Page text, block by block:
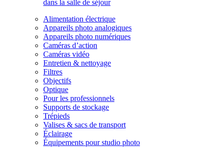
dans la salle de séjour
Alimentation électrique
Appareils photo analogiques
Appareils photo numériques
Caméras d’action
Caméras vidéo
Entretien & nettoyage
Filtres
Objectifs
Optique
Pour les professionnels
Supports de stockage
Trépieds
Valises & sacs de transport
Éclairage
Équipements pour studio photo